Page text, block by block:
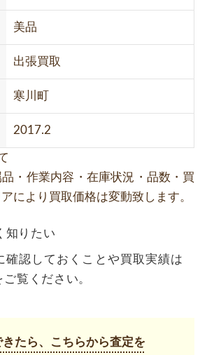
美品
出張買取
寒川町
2017.2
・作業内容・在庫状況・品数・買
により買取価格は変動致します。
知りたい
確認しておくことや買取実績は
ご覧ください。
たら、こちらから査定を